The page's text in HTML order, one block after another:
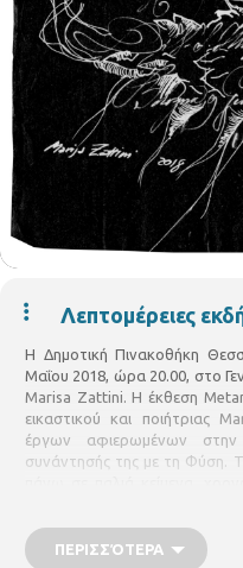
Λεπτομέρειες
Η Δημοτική Πινακοθήκη
Μαΐου 2018, ώρα 20.00, στο
Marisa Zattini. Η έκθεση
εικαστικού και ποιήτριας
έργων αφιερωμένων
συνάντησής της με τη Φύση.
καθρέφτη. Για την
διάλογο μεταξύ των
ΠΕΡΙΣΣΌΤΕΡΑ